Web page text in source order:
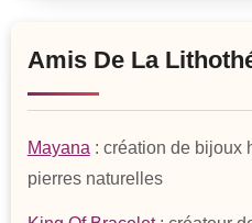
Amis De La
Mayana : création de bijoux
pierres naturelles